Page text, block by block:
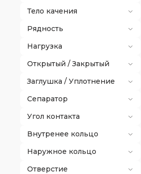
Тело качения
Рядность
Нагрузка
Открытый / Закрытый
Заглушка / Уплотнение
Сепаратор
Угол контакта
Внутренее кольцо
Наружное кольцо
Отверстие